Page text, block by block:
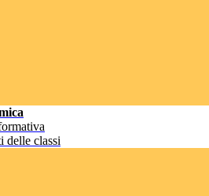
delle classi